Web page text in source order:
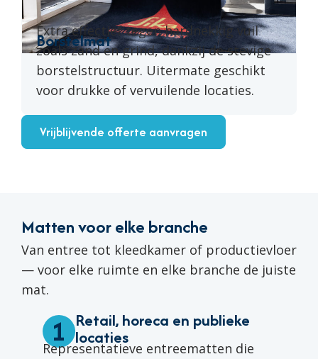
Borstelmat
Extra effectief tegen hardnekkig vuil
zoals zand en grind, dankzij de stevige
borstelstructuur. Uitermate geschikt
voor drukke of vervuilende locaties.
Vrijblijvende offerte aanvragen
Matten voor elke branche
Van entree tot kleedkamer of productievloer
— voor elke ruimte en elke branche de juiste
mat.
1 Retail, horeca en publieke
locaties
Representatieve entreematten die